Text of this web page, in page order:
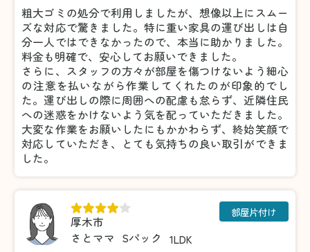
粗大ゴミの処分で利用しましたが、想像以上にスムー
ズな対応で驚きました。特に重い家具の運び出しは自
分一人ではできなかったので、本当に助かりました。
料金も明確で、安心してお願いできました。
さらに、スタッフの方々が部屋を傷つけないよう細心
の注意を払いながら作業してくれたのが印象的でし
た。運び出しの際に周囲への配慮も怠らず、近隣住民
への迷惑をかけないよう気を配っていただきました。
大変な作業をお願いしたにもかかわらず、終始笑顔で
対応していただき、とても気持ちの良い取引ができま
した。
厚木市
さとママ Sパック 1LDK
部屋片付け